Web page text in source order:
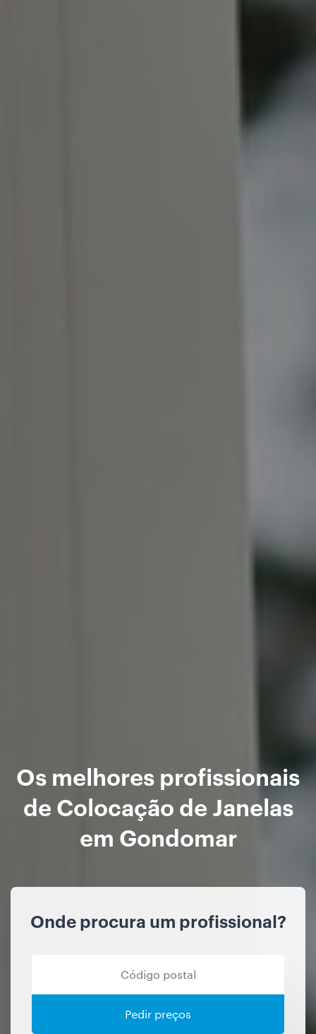
Os melhores profissionais
de Colocação de Janelas
em Gondomar
Onde procura um profissional?
Pedir preços